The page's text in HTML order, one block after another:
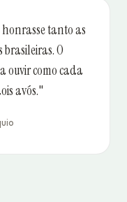
honrasse tanto as
O
ouvir como cada
avós."